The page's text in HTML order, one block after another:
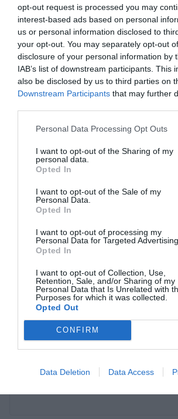
opt-out request is processed you may
interest-based ads based on personal
us or personal information disclosed to
your opt-out. You may separately opt-out
disclosure of your personal information by
IAB’s list of downstream participants. This
also be disclosed by us to third parties on
Downstream Participants that may further
Personal Data Processing Opt Outs
I want to opt-out of the Sharing of my
personal data.
Opted In
I want to opt-out of the Sale of my
Personal Data.
Opted In
I want to opt-out of processing my
Personal Data for Targeted Advertising.
Opted In
I want to opt-out of Collection, Use,
Retention, Sale, and/or Sharing of my
Personal Data that Is Unrelated with
Purposes for which it was collected.
Opted Out
CONFIRM
Data Deletion Data Access
Secrets de rentabilité :
volonté
Laisser un commentaire
Votre adresse e-mail ne sera pas
obligatoires sont indiqués avec *
Commentaire*
Nom*
*